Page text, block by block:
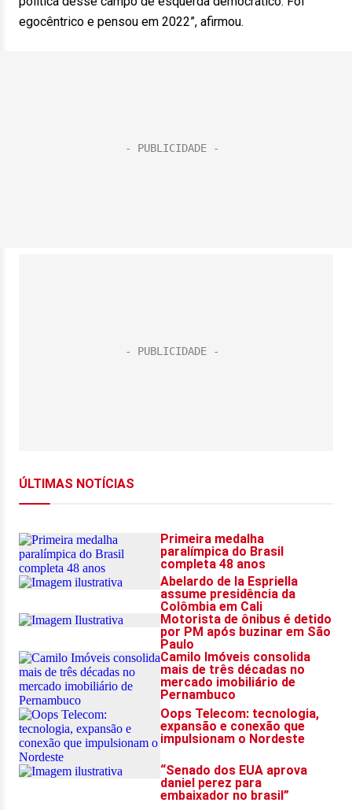
egocêntrico e pensou em 2022”, afirmou.